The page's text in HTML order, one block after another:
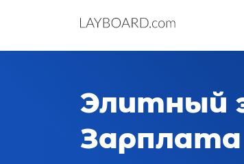
Элитный
Зарплата